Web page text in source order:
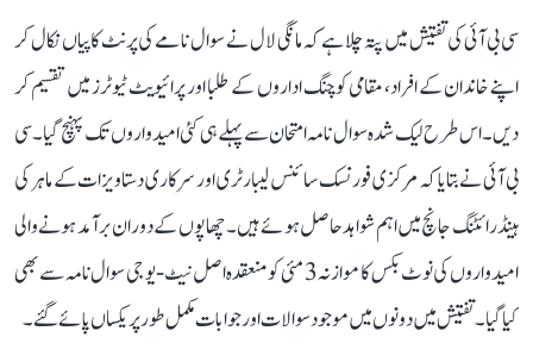
سی بی آئی کی تفتیش میں پتہ چلا ہے کہ مانگی لال نے سوال نامے کی پرنٹ کاپیاں نکال کر
اپنے خاندان کے افراد، مقامی کوچنگ اداروں کے طلبا اور پرائیویٹ ٹیوٹرز میں تقسیم کر
دیں۔ اس طرح لیک شدہ سوال نامہ امتحان سے پہلے ہی کئی امیدواروں تک پہنچ گیا۔ سی
بی آئی نے بتایا کہ مرکزی فورنسک سائنس لیبارٹری اور سرکاری دستاویزات کے ماہر کی
ہینڈ رائٹنگ جانچ میں اہم شواہد حاصل ہوئے ہیں۔ چھاپوں کے دوران برآمد ہونے والی
امیدواروں کی نوٹ بکس کا موازنہ 3 مئی کو منعقدہ اصل نیٹ-یو جی سوال نامہ سے بھی
کیا گیا۔ تفتیش میں دونوں میں موجود سوالات اور جوابات مکمل طور پر یکساں پائے گئے۔